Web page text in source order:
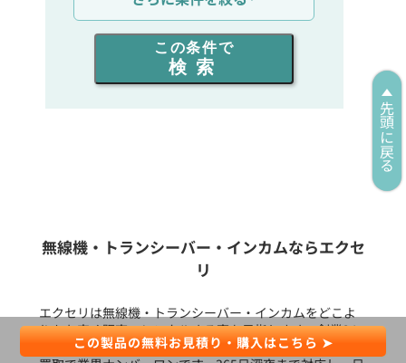
出力を選ぶ
同時通話人数を選ぶ
フリーワード入力(製品名等)
選択条件をリセット
この条件で
検索
無線機・トランシーバー・インカムならエクセ
リ
エクセリは無線機・トランシーバー・インカムをどこよ
りもお安く販売、レンタルする事を目指します。創業34
年で7万社以上のお客様との取引実績があり、中古販売と
この製品の無料お見積り・購入はこちら ➤
先頭に戻る